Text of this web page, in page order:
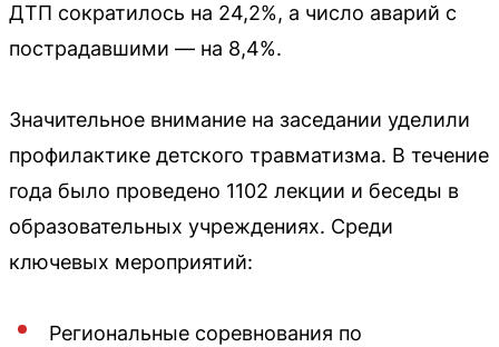
ДТП сократилось на 24,2%, а число аварий с
пострадавшими — на 8,4%.
Значительное внимание на заседании уделили
профилактике детского травматизма. В течение
года было проведено 1102 лекции и беседы в
образовательных учреждениях. Среди
ключевых мероприятий:
Региональные соревнования по